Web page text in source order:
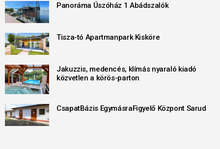
Panoráma Úszóház 1 Abádszalók
Tisza-tó Apartmanpark Kisköre
Jakuzzis, medencés, klímás nyaraló kiadó
közvetlen a körös-parton
CsapatBázis EgymásraFigyelő Központ Sarud